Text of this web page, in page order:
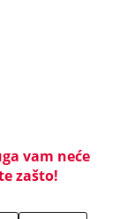
vam neće
zašto!